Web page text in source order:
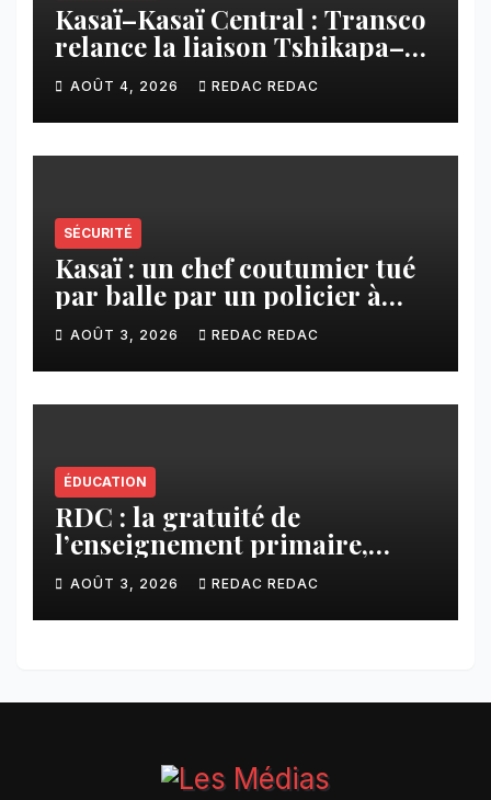
Kasaï–Kasaï Central : Transco
relance la liaison Tshikapa–
Tshiamu pour faciliter les
échanges
AOÛT 4, 2026 REDAC REDAC
SÉCURITÉ
Kasaï : un chef coutumier tué
par balle par un policier à
Kamuesha, la tension monte
AOÛT 3, 2026 REDAC REDAC
ÉDUCATION
RDC : la gratuité de
l’enseignement primaire,
vision phare du Président
Félix Tshisekedi réaffirmée
par une circulaire du
AOÛT 3, 2026 REDAC REDAC